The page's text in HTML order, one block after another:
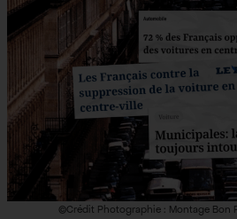
©Crédit Photographie : Montage Bon